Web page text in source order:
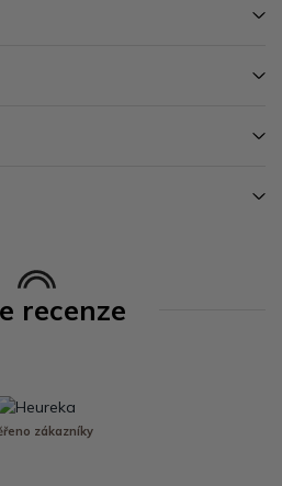
recenze
zákazníky